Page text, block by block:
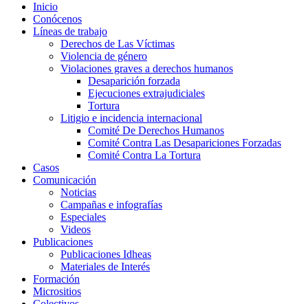
Inicio
Conócenos
Líneas de trabajo
Derechos de Las Víctimas
Violencia de género
Violaciones graves a derechos humanos
Desaparición forzada​
Ejecuciones extrajudiciales
Tortura
Litigio e incidencia internacional
Comité De Derechos Humanos​
Comité Contra Las Desapariciones Forzadas
Comité Contra La Tortura​
Casos
Comunicación
Noticias
Campañas e infografías
Especiales
Videos
Publicaciones
Publicaciones Idheas
Materiales de Interés
Formación
Micrositios